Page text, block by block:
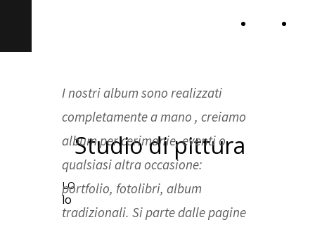
Home
I nostri album sono realizzati
completamente a mano , creiamo
album per cerimonie, eventi o
qualsiasi altra occasione:
portfolio, fotolibri, album
tradizionali. Si parte dalle pagine
Photo Paint Studio
Studio di pittura
LO
lo